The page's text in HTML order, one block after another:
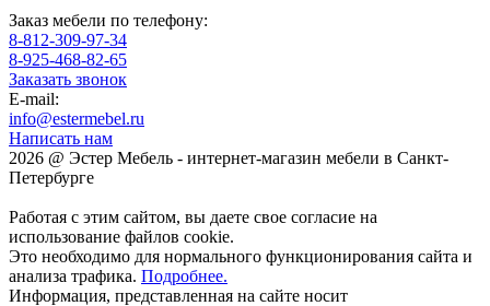
Заказ мебели по телефону:
8-812-309-97-34
8-925-468-82-65
Заказать звонок
E-mail:
info@estermebel.ru
Написать нам
2026 @ Эстер Мебель - интернет-магазин мебели в Санкт-
Петербурге
Работая с этим сайтом, вы даете свое согласие на
использование файлов cookie.
Это необходимо для нормального функционирования сайта и
анализа трафика. Подробнее.
Информация, представленная на сайте носит